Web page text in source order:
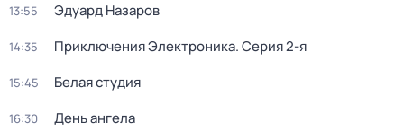
13:55 Эдуард Назаров
14:35 Приключения Электроника. Серия 2-я
15:45 Белая студия
16:30 День ангела